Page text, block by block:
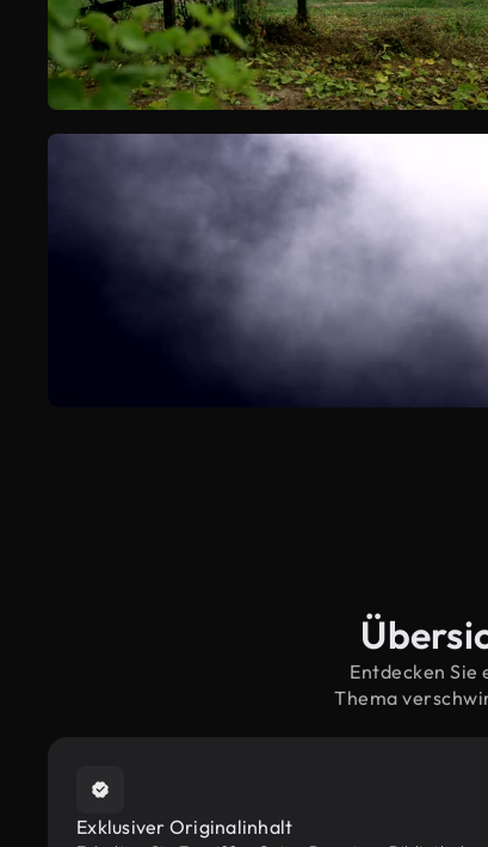
Entdecken
Thema
Exklusiver Originalinhalt